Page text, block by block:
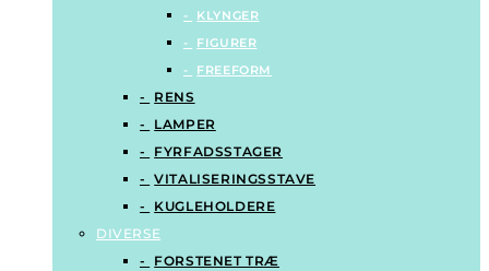
KLYNGER
FIGURER
FREEFORM
RENS
LAMPER
FYRFADSSTAGER
VITALISERINGSSTAVE
KUGLEHOLDERE
DIVERSE
FORSTENET TRÆ